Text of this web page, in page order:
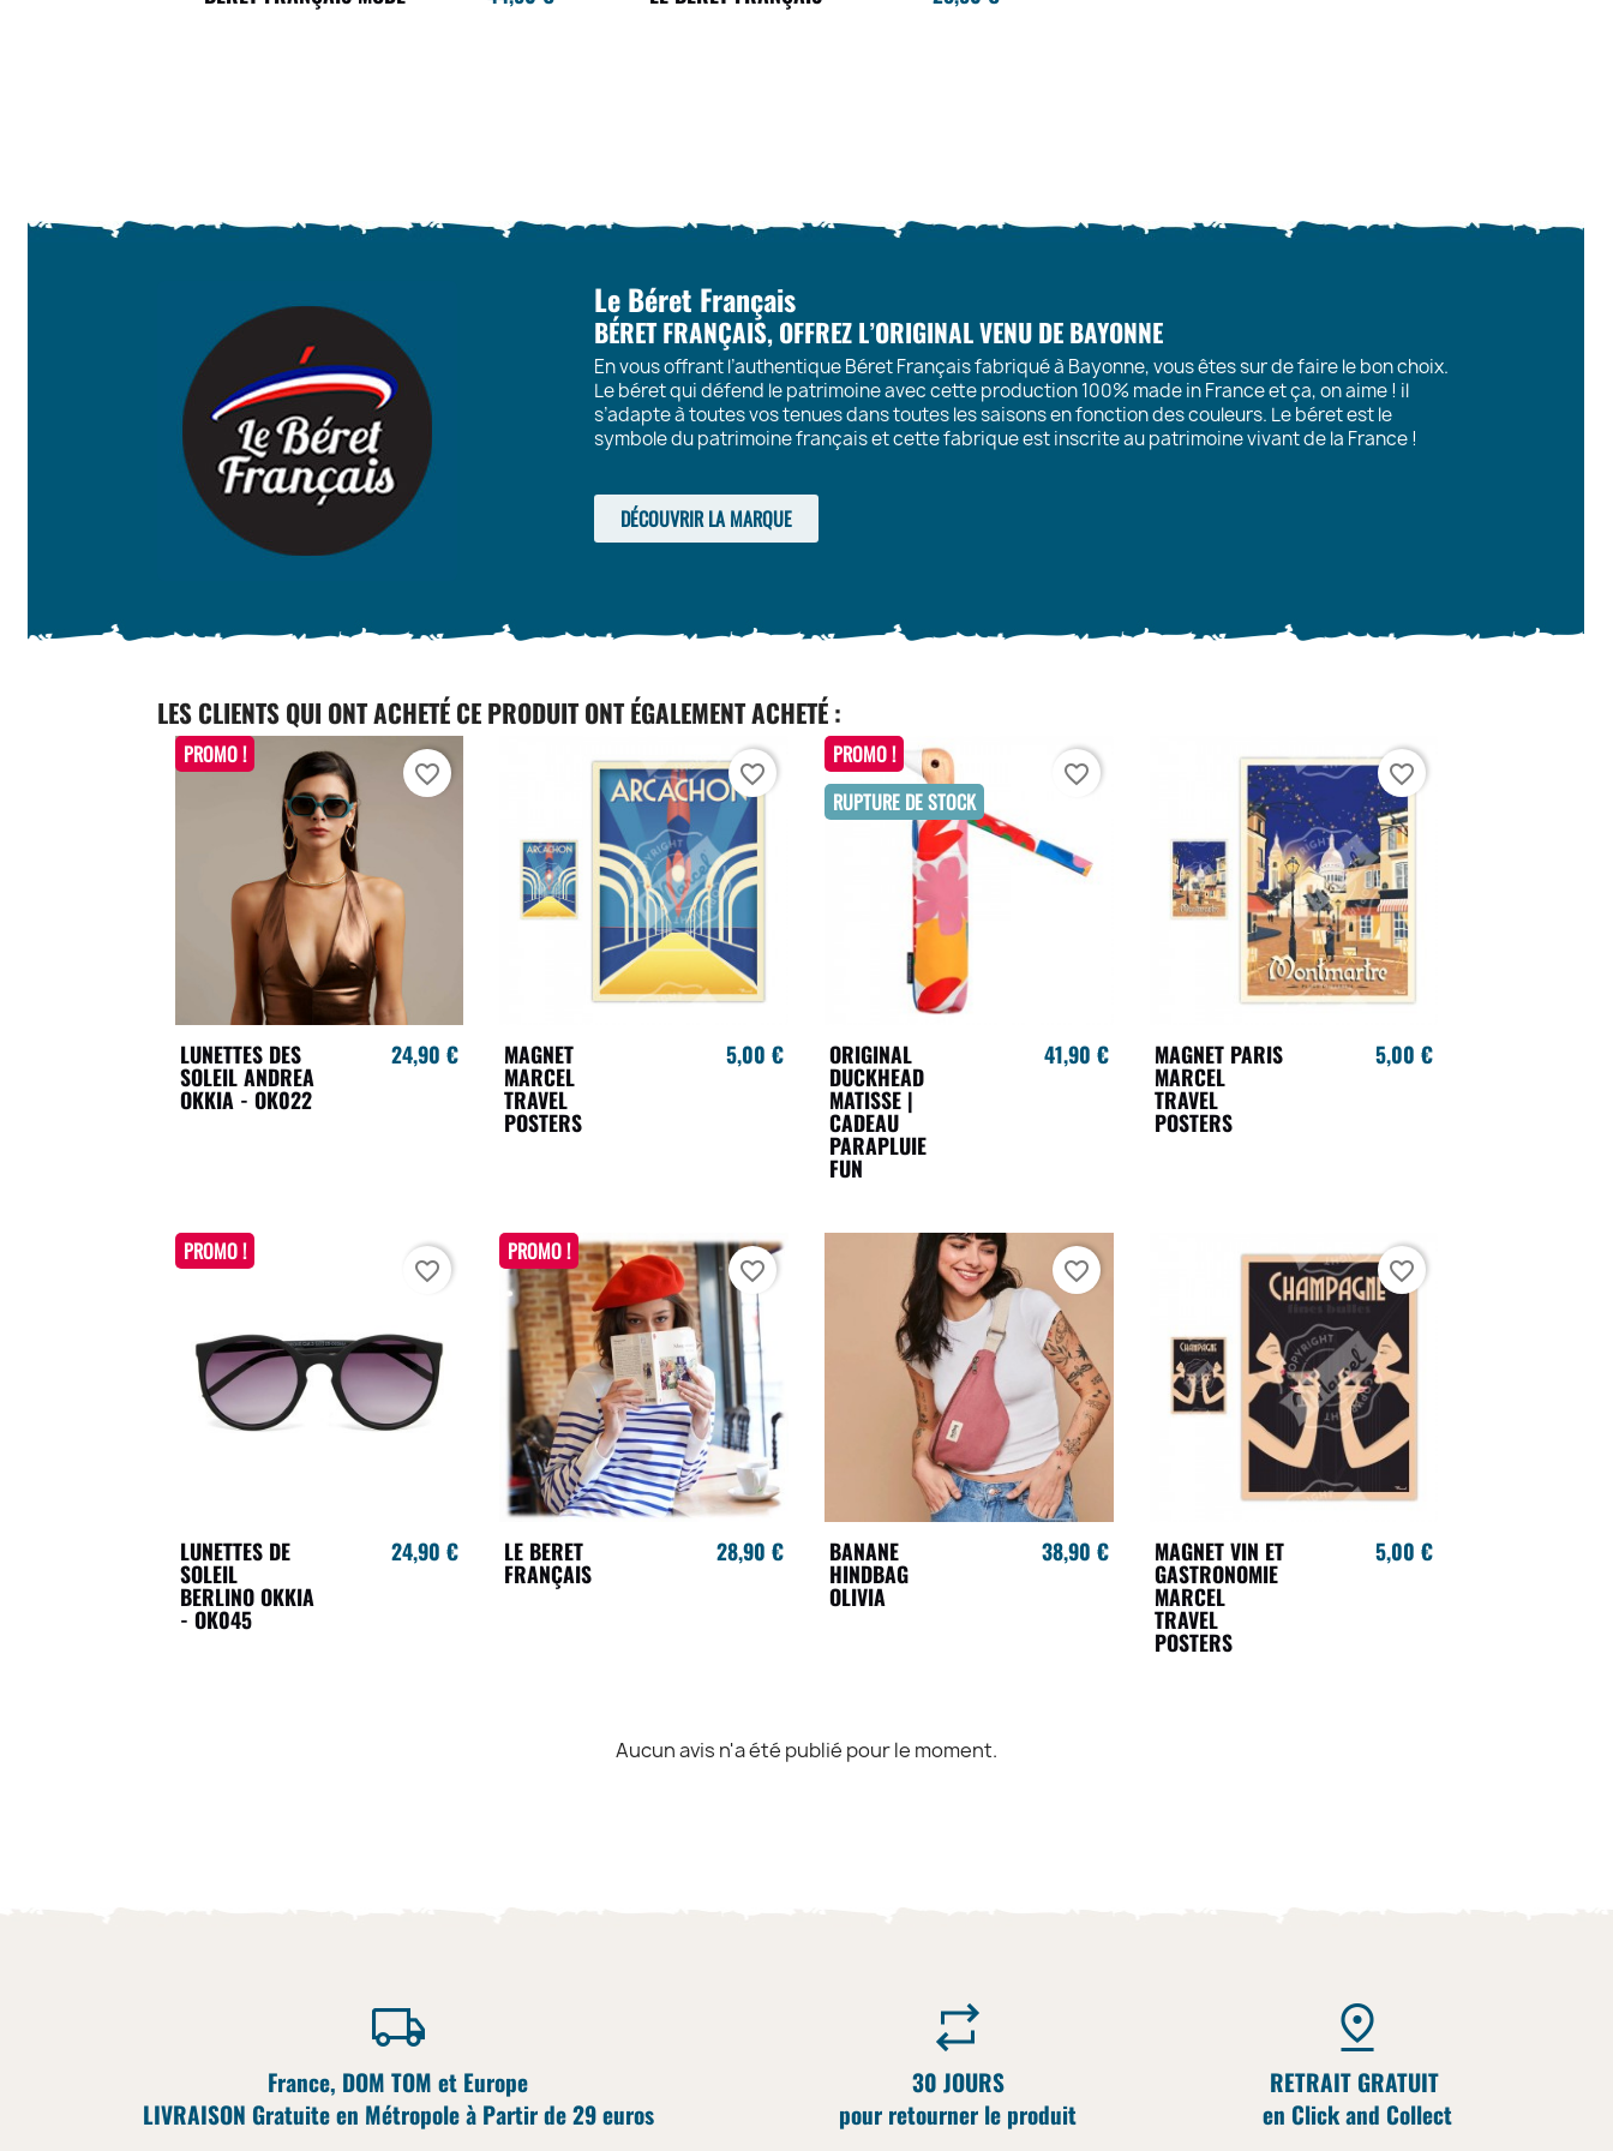
Le Béret Français
BÉRET FRANÇAIS, OFFREZ L’ORIGINAL VENU DE BAYONNE
En vous offrant l’authentique Béret Français fabriqué à Bayonne, vous êtes sur de faire le bon choix.
Le béret qui défend le patrimoine avec cette production 100% made in France et ça, on aime ! il
s’adapte à toutes vos tenues dans toutes les saisons en fonction des couleurs. Le béret est le
symbole du patrimoine français et cette fabrique est inscrite au patrimoine vivant de la France !
DÉCOUVRIR LA MARQUE
LES CLIENTS QUI ONT ACHETÉ CE PRODUIT ONT ÉGALEMENT ACHETÉ :
LUNETTES DES
SOLEIL ANDREA
OKKIA - OK022
24,90 €
PROMO !
favorite_border
MAGNET
MARCEL
TRAVEL
POSTERS
5,00 €
favorite_border
ORIGINAL
DUCKHEAD
MATISSE |
CADEAU
PARAPLUIE
FUN
41,90 €
PROMO !
RUPTURE DE STOCK
favorite_border
MAGNET PARIS
MARCEL
TRAVEL
POSTERS
5,00 €
favorite_border
LUNETTES DE
SOLEIL
BERLINO OKKIA
- OK045
24,90 €
PROMO !
favorite_border
LE BERET
FRANÇAIS
28,90 €
PROMO !
favorite_border
BANANE
HINDBAG
OLIVIA
38,90 €
favorite_border
MAGNET VIN ET
GASTRONOMIE
MARCEL
TRAVEL
POSTERS
5,00 €
favorite_border
Aucun avis n'a été publié pour le moment.
France, DOM TOM et Europe
LIVRAISON Gratuite en Métropole à Partir de 29 euros
30 JOURS
pour retourner le produit
RETRAIT GRATUIT
en Click and Collect